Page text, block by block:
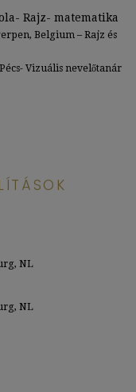
Rajz- matematika
Belgium – Rajz és
Vizuális nevelőtanár
NL
NL